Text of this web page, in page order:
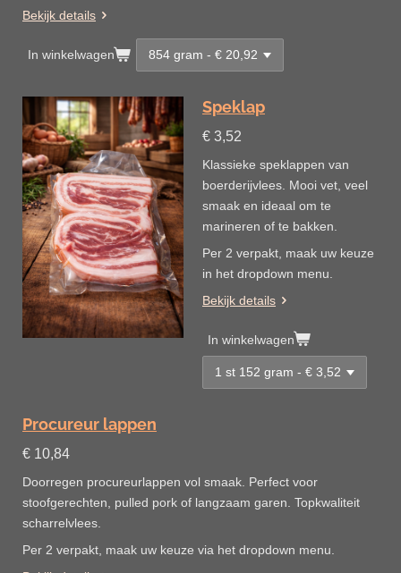
Bekijk details
In winkelwagen
Speklap
€ 3,52
Klassieke speklappen van
boerderijvlees. Mooi vet, veel
smaak en ideaal om te
marineren of te bakken.
Per 2 verpakt, maak uw keuze
in het dropdown menu.
Bekijk details
In winkelwagen
Procureur lappen
€ 10,84
Doorregen procureurlappen vol smaak. Perfect voor
stoofgerechten, pulled pork of langzaam garen. Topkwaliteit
scharrelvlees.
Per 2 verpakt, maak uw keuze via het dropdown menu.